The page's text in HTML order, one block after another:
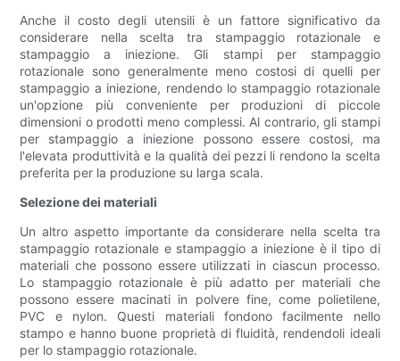
Anche il costo degli utensili è un fattore significativo da
considerare nella scelta tra stampaggio rotazionale e
stampaggio a iniezione. Gli stampi per stampaggio
rotazionale sono generalmente meno costosi di quelli per
stampaggio a iniezione, rendendo lo stampaggio rotazionale
un'opzione più conveniente per produzioni di piccole
dimensioni o prodotti meno complessi. Al contrario, gli stampi
per stampaggio a iniezione possono essere costosi, ma
l'elevata produttività e la qualità dei pezzi li rendono la scelta
preferita per la produzione su larga scala.
Selezione dei materiali
Un altro aspetto importante da considerare nella scelta tra
stampaggio rotazionale e stampaggio a iniezione è il tipo di
materiali che possono essere utilizzati in ciascun processo.
Lo stampaggio rotazionale è più adatto per materiali che
possono essere macinati in polvere fine, come polietilene,
PVC e nylon. Questi materiali fondono facilmente nello
stampo e hanno buone proprietà di fluidità, rendendoli ideali
per lo stampaggio rotazionale.